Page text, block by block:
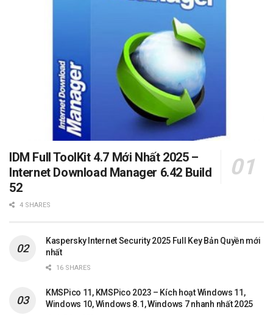
IDM Full ToolKit 4.7 Mới Nhất 2025 –
Internet Download Manager 6.42 Build
52
4 SHARES
Kaspersky Internet Security 2025 Full Key Bản Quyền mới
nhất
16 SHARES
KMSPico 11, KMSPico 2023 – Kích hoạt Windows 11,
Windows 10, Windows 8.1, Windows 7 nhanh nhất 2025